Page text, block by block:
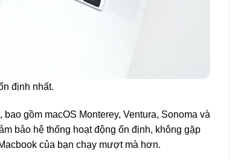
định nhất.
gồm macOS Monterey, Ventura, Sonoma và
bảo hệ thống hoạt động ổn định, không gặp
của bạn chạy mượt mà hơn.